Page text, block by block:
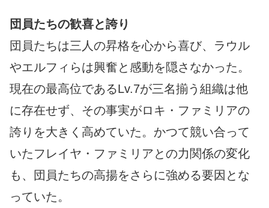
団員たちの歓喜と誇り
団員たちは三人の昇格を心から喜び、ラウル
やエルフィらは興奮と感動を隠さなかった。
現在の最高位であるLv.7が三名揃う組織は他
に存在せず、その事実がロキ・ファミリアの
誇りを大きく高めていた。かつて競い合って
いたフレイヤ・ファミリアとの力関係の変化
も、団員たちの高揚をさらに強める要因とな
っていた。